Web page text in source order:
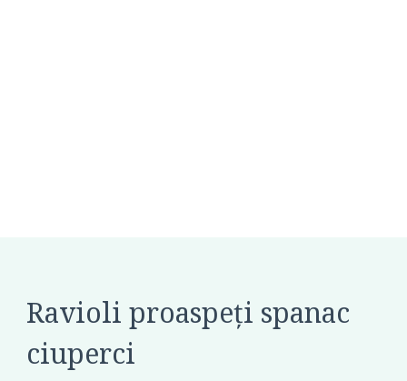
Ravioli proaspeți spanac
ciuperci